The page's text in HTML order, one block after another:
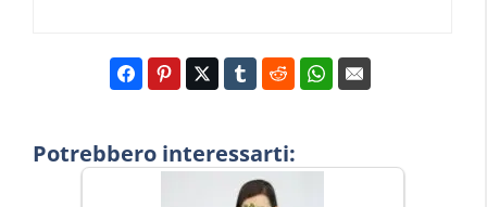
Potrebbero interessarti: